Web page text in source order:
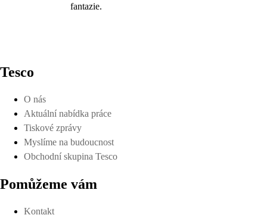
fantazie.
Tesco
O nás
Aktuální nabídka práce
Tiskové zprávy
Myslíme na budoucnost
Obchodní skupina Tesco
Pomůžeme vám
Kontakt